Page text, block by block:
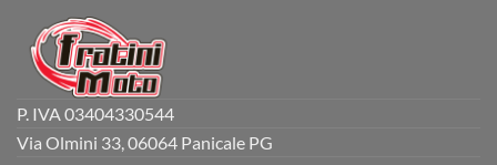
P. IVA 03404330544
Via Olmini 33, 06064 Panicale PG